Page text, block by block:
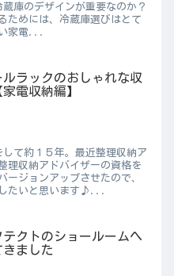
庫のデザインが重要なのか？
ためには、冷蔵庫選びはとて
家電...
ルラックのおしゃれな収
電収納編】
て約１５年。最近整理収納ア
理収納アドバイザーの資格を
ージョンアップさせたので、
たいと思います♪...
テクトのショールームへ
ました